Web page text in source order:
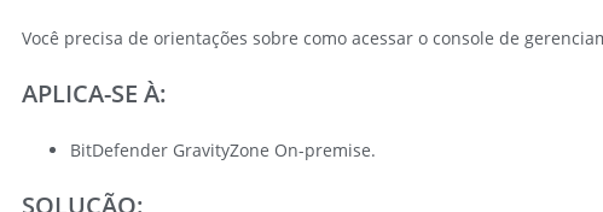
Você precisa de orientações sobre como acessar o console de
APLICA-SE À:
BitDefender GravityZone On-premise.